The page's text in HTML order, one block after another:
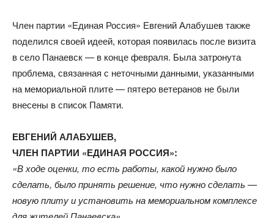
Член партии «Единая Россия» Евгений Алабушев также
поделился своей идеей, которая появилась после визита
в село Панаевск — в конце февраля. Была затронута
проблема, связанная с неточными данными, указанными
на мемориальной плите — пятеро ветеранов не были
внесены в список Памяти.
ЕВГЕНИЙ АЛАБУШЕВ,
ЧЛЕН ПАРТИИ «ЕДИНАЯ РОССИЯ»:
«В ходе оценки, то есть работы, какой нужно было
сделать, было принять решение, что нужно сделать —
новую плиту и установить на мемориальном комплексе